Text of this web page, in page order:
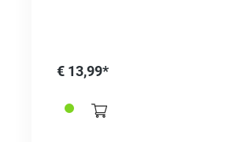
luchtbelletjes meer opstijgen. De vochtigheid van
verbetert duurzaam en zeker de
werking.
€ 13,99*